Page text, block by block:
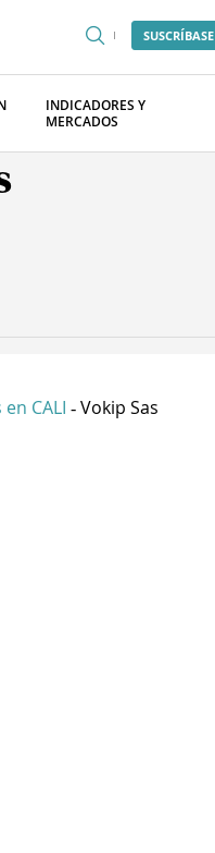
SUSCRÍBASE
INDICADORES Y
MERCADOS
CALI - Vokip Sas